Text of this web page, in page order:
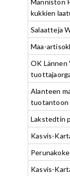
kukkien
Salaatteja
Maa-
OK Lännen
Alanteen
tuotantoon
Lakstedtin
Kasvis-
Kasvis-